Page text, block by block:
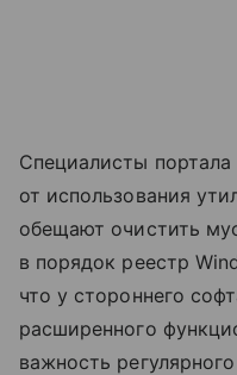
Специалисты портала
от использования
обещают очистить
в порядок реестр
что у стороннего
расширенного
важность